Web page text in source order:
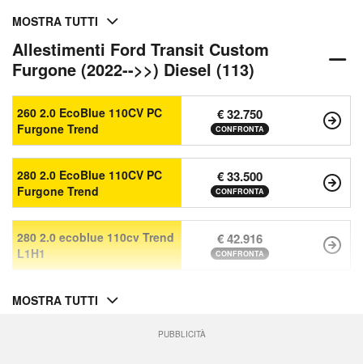
MOSTRA TUTTI
Allestimenti Ford Transit Custom
Furgone (2022-->>) Diesel (113)
260 2.0 EcoBlue 110CV PC
Furgone Trend
€ 32.750
CONFRONTA
280 2.0 EcoBlue 110CV PC
Furgone Trend
€ 33.500
CONFRONTA
280 2.0 ecoblue 110cv Trend
L1H1
€ 42.916
CONFRONTA
MOSTRA TUTTI
PUBBLICITÀ